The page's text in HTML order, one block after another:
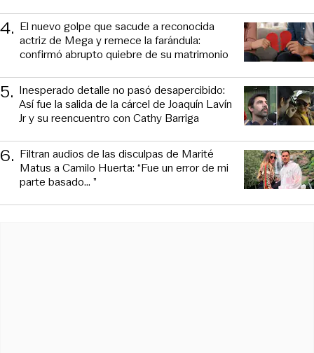
4. El nuevo golpe que sacude a reconocida
actriz de Mega y remece la farándula:
confirmó abrupto quiebre de su matrimonio
5. Inesperado detalle no pasó desapercibido:
Así fue la salida de la cárcel de Joaquín Lavín
Jr y su reencuentro con Cathy Barriga
6. Filtran audios de las disculpas de Marité
Matus a Camilo Huerta: “Fue un error de mi
parte basado... ”